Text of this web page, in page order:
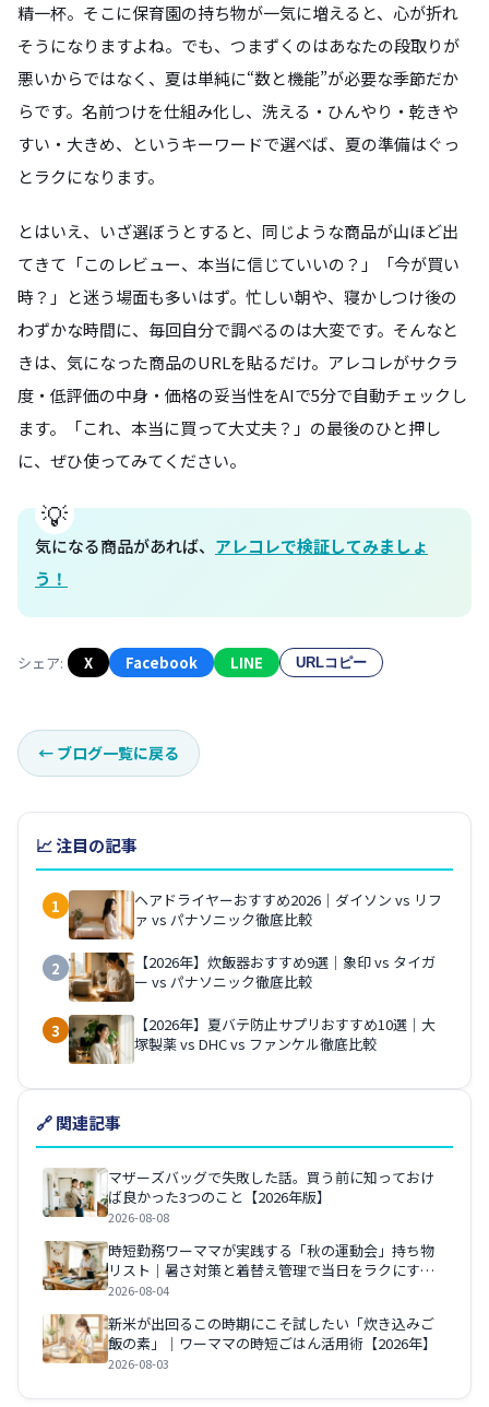
精一杯。そこに保育園の持ち物が一気に増えると、心が折れ
そうになりますよね。でも、つまずくのはあなたの段取りが
悪いからではなく、夏は単純に“数と機能”が必要な季節だか
らです。名前つけを仕組み化し、洗える・ひんやり・乾きや
すい・大きめ、というキーワードで選べば、夏の準備はぐっ
とラクになります。
とはいえ、いざ選ぼうとすると、同じような商品が山ほど出
てきて「このレビュー、本当に信じていいの？」「今が買い
時？」と迷う場面も多いはず。忙しい朝や、寝かしつけ後の
わずかな時間に、毎回自分で調べるのは大変です。そんなと
きは、気になった商品のURLを貼るだけ。アレコレがサクラ
度・低評価の中身・価格の妥当性をAIで5分で自動チェックし
ます。「これ、本当に買って大丈夫？」の最後のひと押し
に、ぜひ使ってみてください。
気になる商品があれば、 アレコレで検証してみましょ
う！
シェア: X Facebook LINE URLコピー
← ブログ一覧に戻る
📈 注目の記事
1
ヘアドライヤーおすすめ2026｜ダイソン vs リフ
ァ vs パナソニック徹底比較
2
【2026年】炊飯器おすすめ9選｜象印 vs タイガ
ー vs パナソニック徹底比較
3
【2026年】夏バテ防止サプリおすすめ10選｜大
塚製薬 vs DHC vs ファンケル徹底比較
🔗 関連記事
マザーズバッグで失敗した話。買う前に知っておけ
ば良かった3つのこと【2026年版】
2026-08-08
時短勤務ワーママが実践する「秋の運動会」持ち物
リスト｜暑さ対策と着替え管理で当日をラクにする3
つのコツ【2026年版】
2026-08-04
新米が出回るこの時期にこそ試したい「炊き込みご
飯の素」｜ワーママの時短ごはん活用術【2026年】
2026-08-03